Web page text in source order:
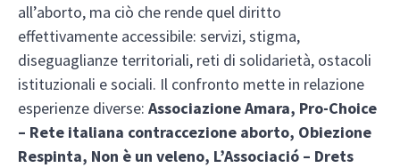
all’aborto, ma ciò che rende quel diritto
effettivamente accessibile: servizi, stigma,
diseguaglianze territoriali, reti di solidarietà, ostacoli
istituzionali e sociali. Il confronto mette in relazione
esperienze diverse: Associazione Amara, Pro-Choice
– Rete italiana contraccezione aborto, Obiezione
Respinta, Non è un veleno, L’Associació – Drets